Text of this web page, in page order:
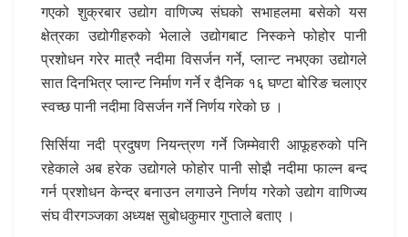
गएको शुक्रबार उद्योग वाणिज्य संघको सभाहलमा बसेको यस
क्षेत्रका उद्योगीहरुको भेलाले उद्योगबाट निस्कने फोहोर पानी
प्रशोधन गरेर मात्रै नदीमा विसर्जन गर्ने, प्लान्ट नभएका उद्योगले
सात दिनभित्र प्लान्ट निर्माण गर्ने र दैनिक १६ घण्टा बोरिङ चलाएर
स्वच्छ पानी नदीमा विसर्जन गर्ने निर्णय गरेको छ ।
सिर्सिया नदी प्रदुषण नियन्त्रण गर्ने जिम्मेवारी आफूहरुको पनि
रहेकाले अब हरेक उद्योगले फोहोर पानी सोझै नदीमा फाल्न बन्द
गर्न प्रशोधन केन्द्र बनाउन लगाउने निर्णय गरेको उद्योग वाणिज्य
संघ वीरगञ्जका अध्यक्ष सुबोधकुमार गुप्ताले बताए ।